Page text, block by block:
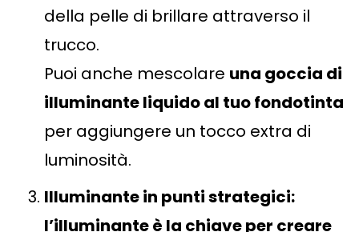
della pelle di brillare attraverso il
trucco.
Puoi anche mescolare una goccia di
illuminante liquido al tuo fondotinta
per aggiungere un tocco extra di
luminosità.
Illuminante in punti strategici:
l’illuminante è la chiave per creare